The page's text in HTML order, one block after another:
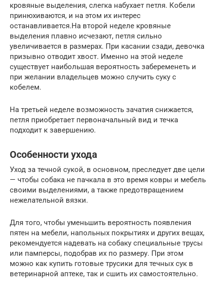
кровяные выделения, слегка набухает петля. Кобели
принюхиваются, и на этом их интерес
останавливается.На второй неделе кровяные
выделения плавно исчезают, петля сильно
увеличивается в размерах. При касании сзади, девочка
призывно отводит хвост. Именно на этой неделе
существует наибольшая вероятность забеременеть и
при желании владельцев можно случить суку с
кобелем.
На третьей неделе возможность зачатия снижается,
петля приобретает первоначальный вид и течка
подходит к завершению.
Особенности ухода
Уход за течной сукой, в основном, преследует две цели
— чтобы собака не пачкала в это время ковры и мебель
своими выделениями, а также предотвращением
нежелательной вязки.
Для того, чтобы уменьшить вероятность появления
пятен на мебели, напольных покрытиях и других вещах,
рекомендуется надевать на собаку специальные трусы
или памперсы, подобрав их по размеру. При этом
можно как купить готовые трусики для течных сук в
ветеринарной аптеке, так и сшить их самостоятельно.